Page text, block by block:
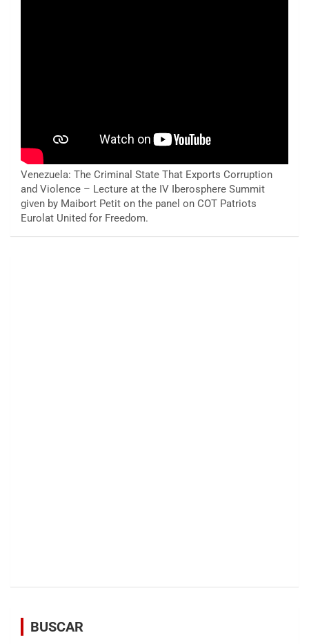
Venezuela: The Criminal State That Exports Corruption
and Violence – Lecture at the IV Iberosphere Summit
given by Maibort Petit on the panel on COT Patriots
Eurolat United for Freedom.
BUSCAR